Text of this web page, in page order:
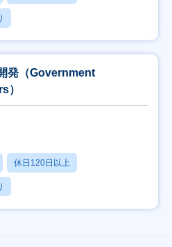
発（Government
）
休日120日以上